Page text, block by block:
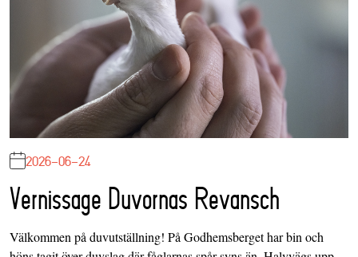
2026-06-24
Vernissage Duvornas Revansch
Välkommen på duvutställning! På Godhemsberget har bin och